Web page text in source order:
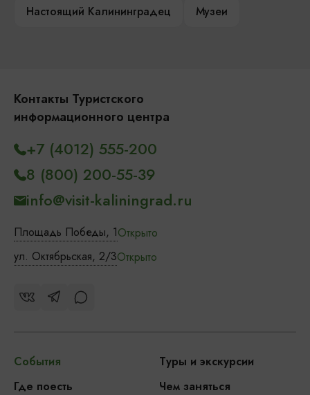
Настоящий Калининградец
Музеи
Контакты Туристского
информационного центра
Площадь Победы, 1Открыто
ул. Октябрьская, 2/3Открыто
+7 (4012) 555-200
8 (800) 200-55-39
info@visit-kaliningrad.ru
События
Туры и экскурсии
Где поесть
Чем заняться